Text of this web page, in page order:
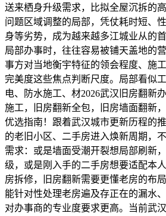
送来栖身升级需求，比拟全屋沉拆的
问题区域调整的局部，凭仗耗时短、
身等劣势，成为越来越多江城业从的
局部办事时，往往容易被铺天盖地的
事方对当地衡宇特征的领会程度、施
完美度这些焦点判断尺度。局部看似
电、防水施工、材2026武汉旧房翻新
施工，旧房翻新全包，旧房墙面翻新
优选指南！跟着武汉城市更新历程的
的老旧小区、二手房进入焕新周期，
需求：或是墙面受潮开裂想局部刷新
级，或是刚入手的二手房想要适配本
房拆修，旧房翻新需要更懂老房的布
能针对性处理老房遍及存正在的漏水
对办事商的专业度要求更高。当前武